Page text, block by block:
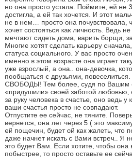
но она просто устала. Поймите, ей не
достигла, а ей так хочется. И этот
не в нем… просто она почувствовала,
хочет состояться как личность. Ведь
мечтают сидеть дома, варить борщи,
Многие хотят сделать карьеру
статуса социального. У вас просто
именно в этом возрасте она играет
уже взрослый, а она.. она-девочка,
пообщаться с друзьями,
СВОБОДЫ! Тем более, судя по Вашим
«придушили» своей заботой любовью,
за руку человека в счастье, оно ведь у
ваши счастья просто не совпадают.
Отпустите ее сейчас, не тяните.
вернется, она лет через 5 ( это
ей пощечин, будет ой как жалеть, что
даже начнет искать с Вами встреч.. Я
это будет Вам. Если хотите, чтобы она
побыстрее, то просто оставьте ее